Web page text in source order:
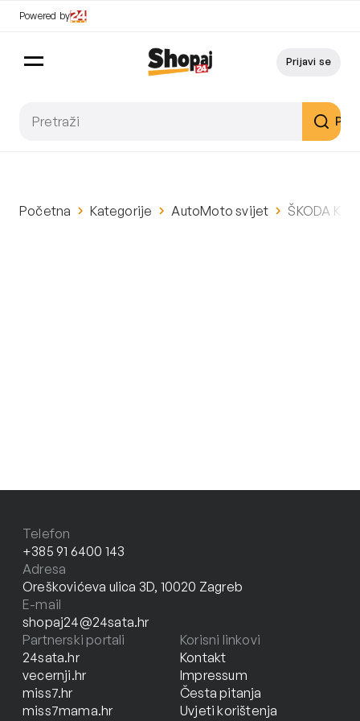
Powered by
Prijavi se
Početna Kategorije AutoMoto svijet ŠKODA
Telefon
+385 91 6400 143
Adresa
Oreškovićeva ulica 3D, 10020 Zagreb
E-mail
shopaj24@24sata.hr
Partnerski portali
24sata.hr
vecernji.hr
miss7.hr
miss7mama.hr
Korisni linkovi
Kontakt
Impressum
Česta pitanja
Uvjeti korištenja